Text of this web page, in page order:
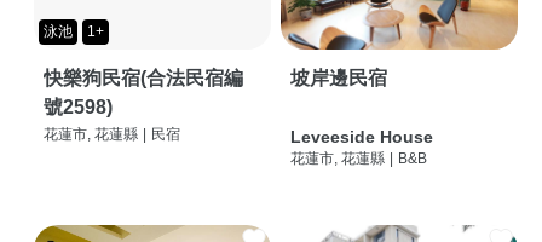
泳池 1+
快樂狗民宿(合法民宿編
號2598)
花蓮市, 花蓮縣 民宿
坡岸邊民宿
Leveeside House
花蓮市, 花蓮縣 B&B